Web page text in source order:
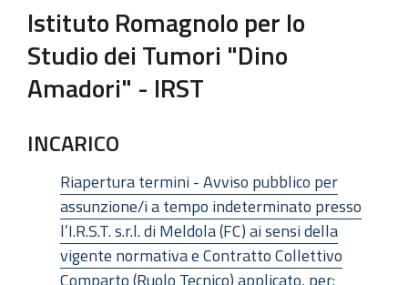
Istituto Romagnolo per lo
Studio dei Tumori "Dino
Amadori" - IRST
INCARICO
Riapertura termini - Avviso pubblico per
assunzione/i a tempo indeterminato presso
l’I.R.S.T. s.r.l. di Meldola (FC) ai sensi della
vigente normativa e Contratto Collettivo
Comparto (Ruolo Tecnico) applicato, per: